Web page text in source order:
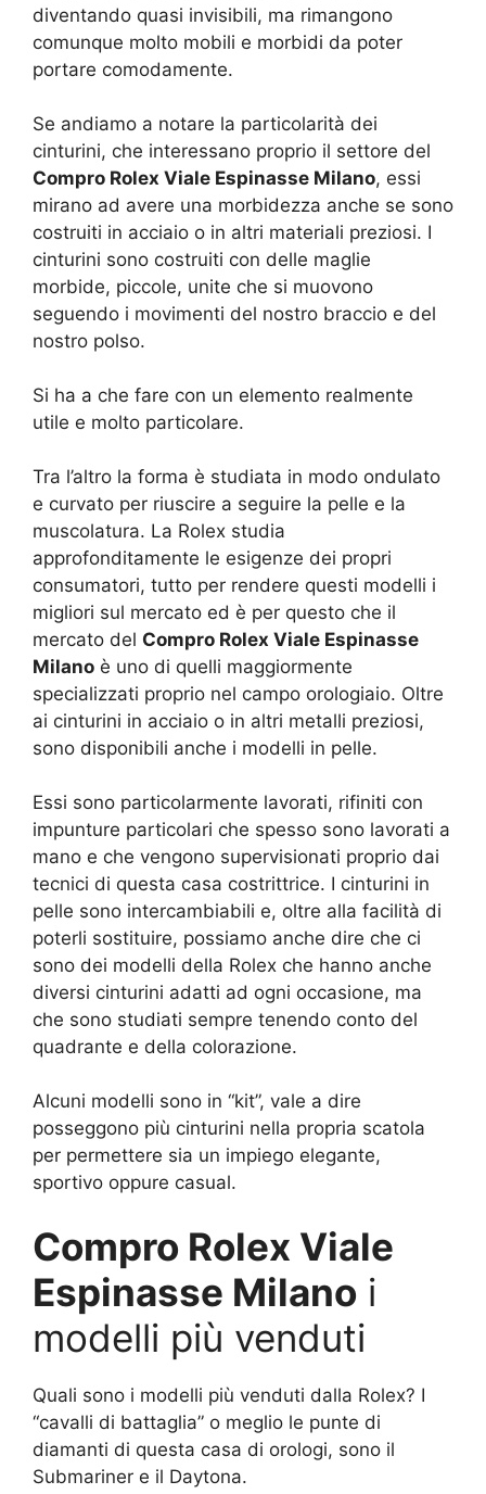
diventando quasi invisibili, ma rimangono
comunque molto mobili e morbidi da poter
portare comodamente.
Se andiamo a notare la particolarità dei
cinturini, che interessano proprio il settore del
Compro Rolex Viale Espinasse Milano, essi
mirano ad avere una morbidezza anche se sono
costruiti in acciaio o in altri materiali preziosi. I
cinturini sono costruiti con delle maglie
morbide, piccole, unite che si muovono
seguendo i movimenti del nostro braccio e del
nostro polso.
Si ha a che fare con un elemento realmente
utile e molto particolare.
Tra l’altro la forma è studiata in modo ondulato
e curvato per riuscire a seguire la pelle e la
muscolatura. La Rolex studia
approfonditamente le esigenze dei propri
consumatori, tutto per rendere questi modelli i
migliori sul mercato ed è per questo che il
mercato del Compro Rolex Viale Espinasse
Milano è uno di quelli maggiormente
specializzati proprio nel campo orologiaio. Oltre
ai cinturini in acciaio o in altri metalli preziosi,
sono disponibili anche i modelli in pelle.
Essi sono particolarmente lavorati, rifiniti con
impunture particolari che spesso sono lavorati a
mano e che vengono supervisionati proprio dai
tecnici di questa casa costrittrice. I cinturini in
pelle sono intercambiabili e, oltre alla facilità di
poterli sostituire, possiamo anche dire che ci
sono dei modelli della Rolex che hanno anche
diversi cinturini adatti ad ogni occasione, ma
che sono studiati sempre tenendo conto del
quadrante e della colorazione.
Alcuni modelli sono in “kit”, vale a dire
posseggono più cinturini nella propria scatola
per permettere sia un impiego elegante,
sportivo oppure casual.
Compro Rolex Viale
Espinasse Milano i
modelli più venduti
Quali sono i modelli più venduti dalla Rolex? I
“cavalli di battaglia” o meglio le punte di
diamanti di questa casa di orologi, sono il
Submariner e il Daytona.